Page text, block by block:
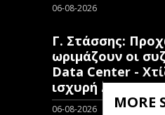
MORE
06-08-2026
Γ. Στάσσης:
ωριμάζουν οι
Data Center -
ισχυρή ΔΕΗ
06-08-2026